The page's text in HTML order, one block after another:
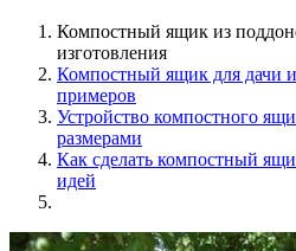
Компостный ящик из
изготовления
Компостный ящик для дачи
примеров
Устройство компостного
размерами
Как сделать компостный
идей